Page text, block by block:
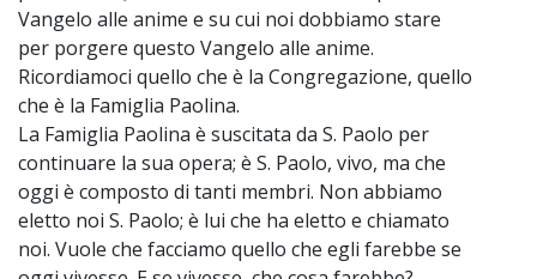
Vangelo alle anime e su cui noi dobbiamo stare
per porgere questo Vangelo alle anime.
Ricordiamoci quello che è la Congregazione, quello
che è la Famiglia Paolina.
La Famiglia Paolina è suscitata da S. Paolo per
continuare la sua opera; è S. Paolo, vivo, ma che
oggi è composto di tanti membri. Non abbiamo
eletto noi S. Paolo; è lui che ha eletto e chiamato
noi. Vuole che facciamo quello che egli farebbe se